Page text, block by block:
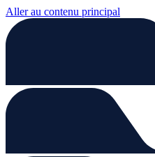
Aller au contenu principal